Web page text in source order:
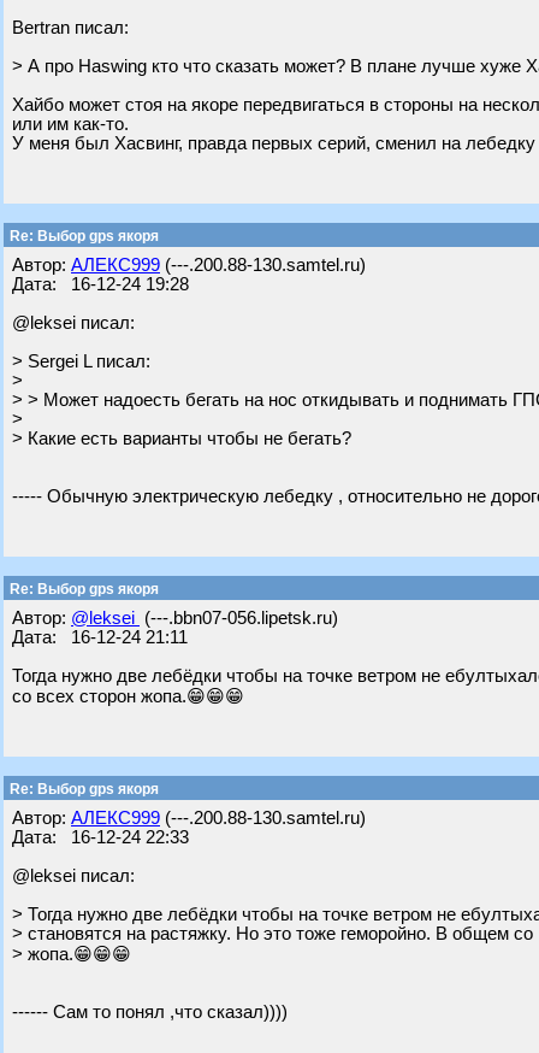
Bertran писал:
> А про Haswing кто что сказать может? В плане лучше хуже
Хайбо может стоя на якоре передвигаться в стороны на
или им как-то.
У меня был Хасвинг, правда первых серий, сменил на
Re: Выбор gps якоря
Автор: АЛЕКС999 (---.200.88-130.samtel.ru)
Дата: 16-12-24 19:28
@leksei писал:
> Sergei L писал:
>
> > Может надоесть бегать на нос откидывать и поднимать
>
> Какие есть варианты чтобы не бегать?
----- Обычную электрическую лебедку , относительно не
Re: Выбор gps якоря
Автор: @leksei (---.bbn07-056.lipetsk.ru)
Дата: 16-12-24 21:11
Тогда нужно две лебёдки чтобы на точке ветром не
со всех сторон жопа.😁😁😁
Re: Выбор gps якоря
Автор: АЛЕКС999 (---.200.88-130.samtel.ru)
Дата: 16-12-24 22:33
@leksei писал:
> Тогда нужно две лебёдки чтобы на точке ветром не
> становятся на растяжку. Но это тоже геморойно. В общем со
> жопа.😁😁😁
------ Сам то понял ,что сказал))))